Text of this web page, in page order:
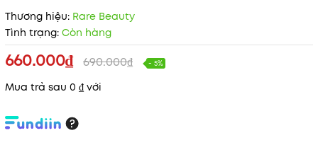
Thương hiệu: Rare Beauty
Tình trạng: Còn hàng
660.000₫ 690.000₫ - 5%
Mua trả sau 0 ₫ với